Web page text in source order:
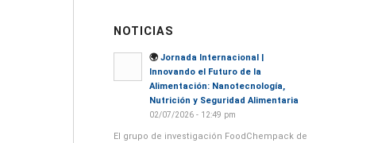
NOTICIAS
🌍 Jornada Internacional |
Innovando el Futuro de la
Alimentación: Nanotecnología,
Nutrición y Seguridad Alimentaria
02/07/2026 - 12:49 pm
El grupo de investigación FoodChempack de